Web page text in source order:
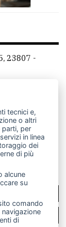
23807 -
RSS
tecnici e,
o altri
parti, per
in linea
dei
di più
alcune
su
comando
di